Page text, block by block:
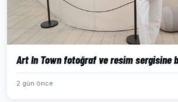
Art In Town fotoğraf ve resim sergisine
2 gün önce